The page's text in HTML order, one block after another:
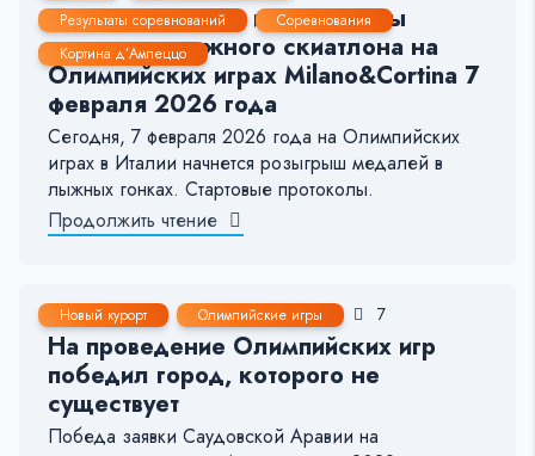
Результаты соревнований
Соревнования
Кортина д’Ампеццо
Стартовые листы и результаты
женского лыжного скиатлона на
Олимпийских играх Milano&Cortina 7
февраля 2026 года
Сегодня, 7 февраля 2026 года на Олимпийских
играх в Италии начнется розыгрыш медалей в
лыжных гонках. Стартовые протоколы.
Продолжить чтение
Новый курорт Олимпийские игры
6 Окт, 2022 1-2 мин. 507 7
На проведение Олимпийских игр
победил город, которого не
существует
Победа заявки Саудовской Аравии на